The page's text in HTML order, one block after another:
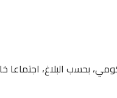
بحسب البلاغ، اجتماعا